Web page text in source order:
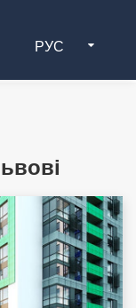
РУС